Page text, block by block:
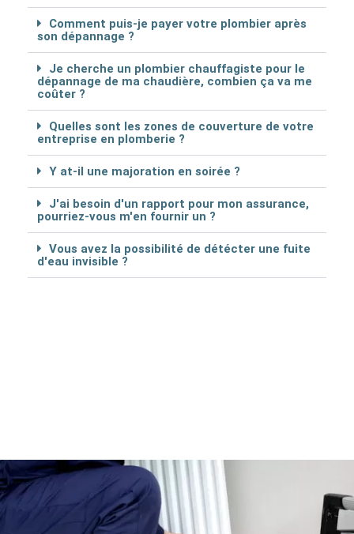
Comment puis-je payer votre plombier après
son dépannage ?
Je cherche un plombier chauffagiste pour le
dépannage de ma chaudière, combien ça va me
coûter ?
Quelles sont les zones de couverture de votre
entreprise en plomberie ?
Y at-il une majoration en soirée ?
J'ai besoin d'un rapport pour mon assurance,
pourriez-vous m'en fournir un ?
Vous avez la possibilité de détécter une fuite
d'eau invisible ?